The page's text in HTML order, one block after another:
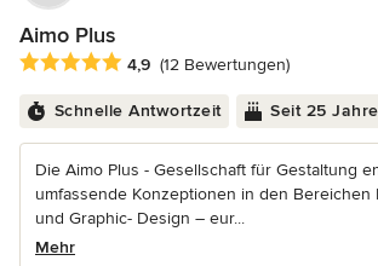
Aimo Plus
Durchschnittliche Bewertung: 4.9 von 5
4,9 (12 Bewertungen)
Schnelle Antwortzeit Seit 25
Die Aimo Plus - Gesellschaft für Gestaltung
umfassende Konzeptionen in den Bereichen
und Graphic- Design – eur...
Mehr